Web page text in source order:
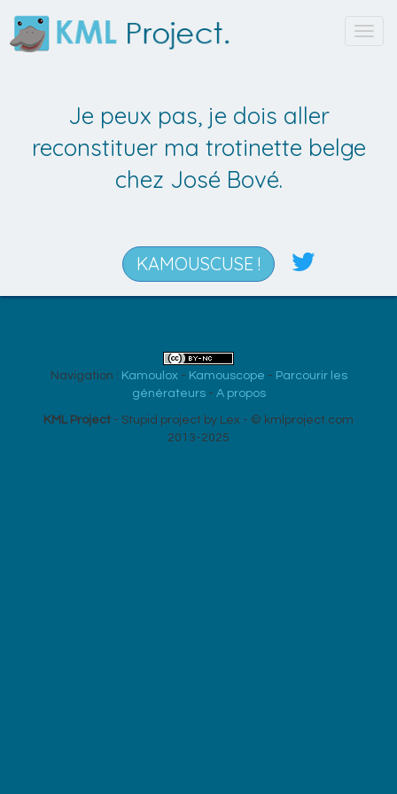
Je peux pas, je dois aller
reconstituer ma trotinette belge
chez José Bové.
KAMOUSCUSE !
Navigation : Kamoulox- Kamouscope - Parcourir les
générateurs- A propos
KML Project - Stupid project by Lex - © kmlproject.com
2013-2025